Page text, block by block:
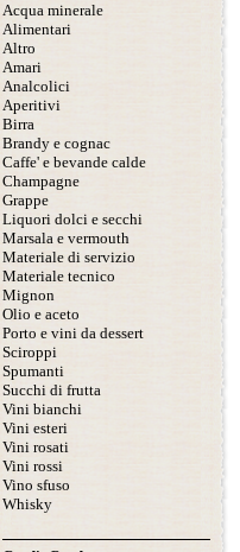
Acqua minerale
Alimentari
Altro
Amari
Analcolici
Aperitivi
Birra
Brandy e cognac
Caffe' e bevande calde
Champagne
Grappe
Liquori dolci e secchi
Marsala e vermouth
Materiale di servizio
Materiale tecnico
Mignon
Olio e aceto
Porto e vini da dessert
Sciroppi
Spumanti
Succhi di frutta
Vini bianchi
Vini esteri
Vini rosati
Vini rossi
Vino sfuso
Whisky